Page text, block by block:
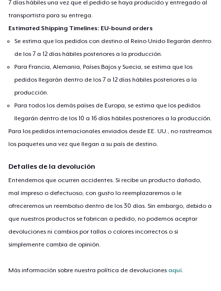
7 días hábiles una vez que el pedido se haya producido y entregado al
transportista para su entrega.
Estimated Shipping Timelines: EU-bound orders
Se estima que los pedidos con destino al Reino Unido llegarán dentro
de los 7 a 12 días hábiles posteriores a la producción.
Para Francia, Alemania, Países Bajos y Suecia, se estima que los
pedidos llegarán dentro de los 7 a 12 días hábiles posteriores a la
producción.
Para todos los demás países de Europa, se estima que los pedidos
llegarán dentro de los 10 a 16 días hábiles posteriores a la producción.
Para los pedidos internacionales enviados desde EE. UU., no rastreamos
los paquetes una vez que llegan a su país de destino.
Detalles de la devolución
Entendemos que ocurren accidentes. Si recibe un producto dañado,
mal impreso o defectuoso, con gusto lo reemplazaremos o le
ofreceremos un reembolso dentro de los 30 días. Sin embargo, debido a
que nuestros productos se fabrican a pedido, no podemos aceptar
devoluciones ni cambios por tallas o colores incorrectos o si
simplemente cambia de opinión.
Más información sobre nuestra política de devoluciones aquí.